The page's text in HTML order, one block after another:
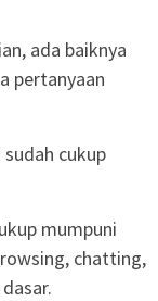
ada baiknya
pertanyaan
cukup
mumpuni
chatting,